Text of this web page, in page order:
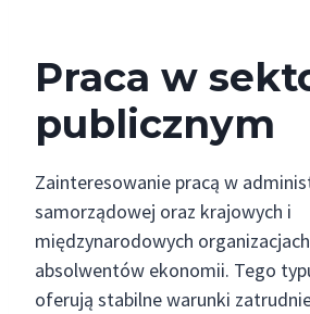
Praca w
publicznym
Zainteresowanie pracą w
samorządowej oraz krajowych i
międzynarodowych
absolwentów ekonomii. Tego
oferują stabilne warunki